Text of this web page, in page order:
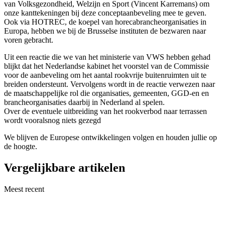
van Volksgezondheid, Welzijn en Sport (Vincent Karremans) om
onze kanttekeningen bij deze conceptaanbeveling mee te geven.
Ook via HOTREC, de koepel van horecabrancheorganisaties in
Europa, hebben we bij de Brusselse instituten de bezwaren naar
voren gebracht.
Uit een reactie die we van het ministerie van VWS hebben gehad
blijkt dat het Nederlandse kabinet het voorstel van de Commissie
voor de aanbeveling om het aantal rookvrije buitenruimten uit te
breiden ondersteunt. Vervolgens wordt in de reactie verwezen naar
de maatschappelijke rol die organisaties, gemeenten, GGD-en en
brancheorganisaties daarbij in Nederland al spelen.
Over de eventuele uitbreiding van het rookverbod naar terrassen
wordt vooralsnog niets gezegd
We blijven de Europese ontwikkelingen volgen en houden jullie op
de hoogte.
Vergelijkbare artikelen
Meest recent